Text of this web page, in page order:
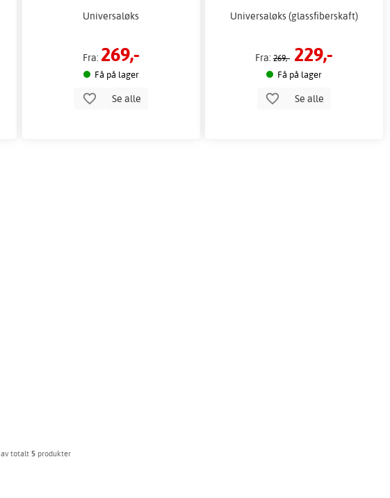
Universaløks
Fra: 269,-
Få på lager
Se alle
Universaløks (glassfiberskaft)
Fra:269,- 229,-
Få på lager
Se alle
av totalt5 produkter